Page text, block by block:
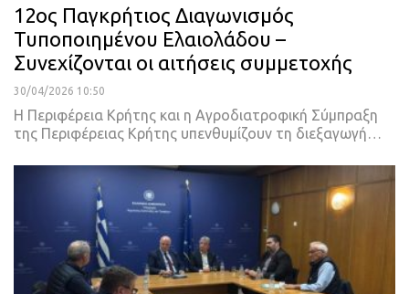
12ος Παγκρήτιος Διαγωνισμός
Τυποποιημένου Ελαιολάδου –
Συνεχίζονται οι αιτήσεις συμμετοχής
30/04/2026 10:50
Η Περιφέρεια Κρήτης και η Αγροδιατροφική Σύμπραξη
της Περιφέρειας Κρήτης υπενθυμίζουν τη διεξαγωγή…